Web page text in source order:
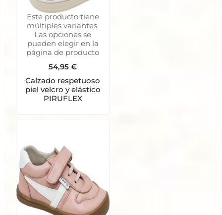
Este producto tiene
múltiples variantes.
Las opciones se
pueden elegir en la
página de producto
54,95€
Calzado respetuoso
piel velcro y elástico
PIRUFLEX